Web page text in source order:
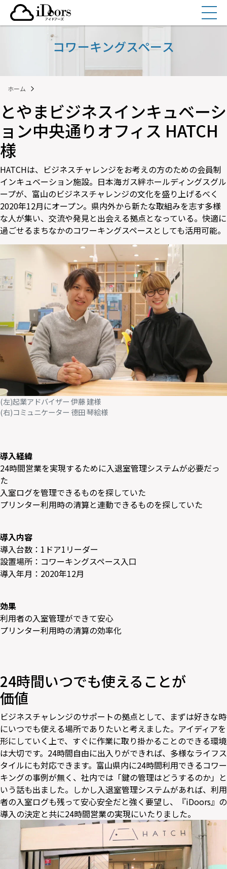
テ
ッ
プ
コワーキングスペース
ホーム
とやまビジネスインキュベーシ
ョン中央通りオフィス HATCH
様
HATCHは、ビジネスチャレンジをお考えの方のための会員制
インキュベーション施設。日本海ガス絆ホールディングスグル
ープが、富山のビジネスチャレンジの文化を盛り上げるべく
2020年12月にオープン。県内外から新たな取組みを志す多様
な人が集い、交流や発見と出会える拠点となっている。快適に
過ごせるまちなかのコワーキングスペースとしても活用可能。
(左)起業アドバイザー 伊藤 建様
(右)コミュニケーター 德田 琴絵様
導入経緯
24時間営業を実現するために入退室管理システムが必要だっ
た
入室ログを管理できるものを探していた
プリンター利用時の清算と連動できるものを探していた
導入内容
導入台数：1ドア1リーダー
設置場所：コワーキングスペース入口
導入年月：2020年12月
効果
利用者の入室管理ができて安心
プリンター利用時の清算の効率化
24時間いつでも使えることが
価値
ビジネスチャレンジのサポートの拠点として、まずは好きな時
にいつでも使える場所でありたいと考えました。アイディアを
形にしていく上で、すぐに作業に取り掛かることのできる環境
は大切です。24時間自由に出入りができれば、多様なライフス
タイルにも対応できます。富山県内に24時間利用できるコワー
キングの事例が無く、社内では「鍵の管理はどうするのか」と
いう話も出ました。しかし入退室管理システムがあれば、利用
者の入室ログも残って安心安全だと強く要望し、『iDoors』の
導入の決定と共に24時間営業の実現にいたりました。